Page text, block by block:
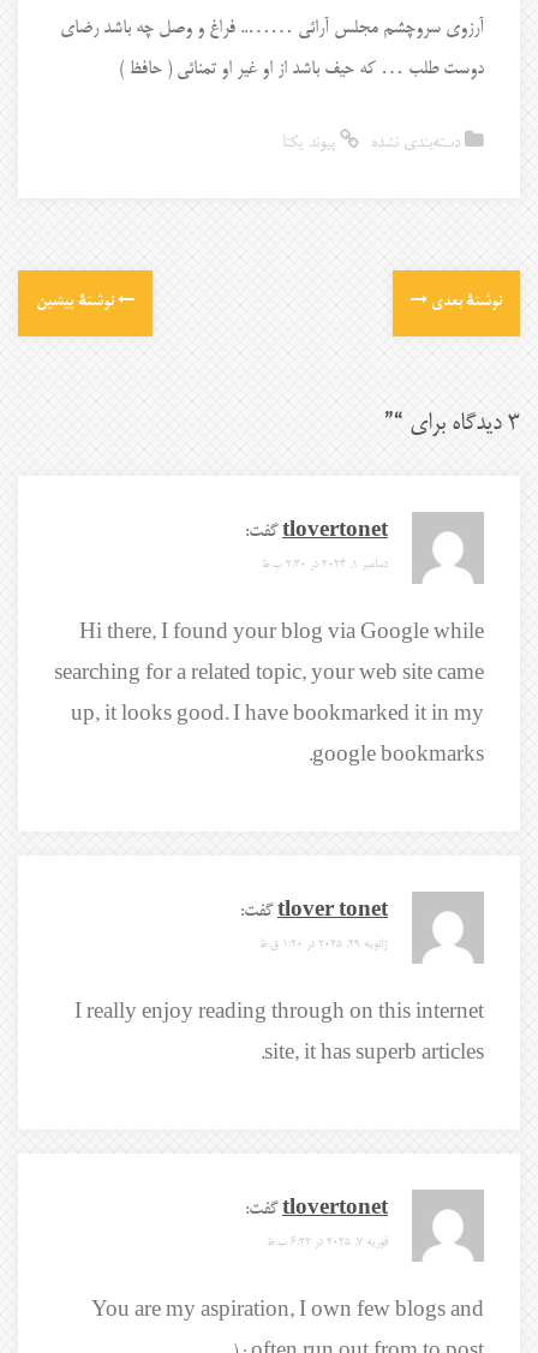
آرزوی سروچشم مجلس آرائی …….. فراغ و وصل چه باشد رضای
دوست طلب … که حیف باشد از او غیر او تمنائی ( حافظ )
دسته‌بندی نشده پیوند یکتا
نوشتهٔ پیشین نوشتهٔ بعدی
3 دیدگاه برای “ ”
tlovertonet گفت:
دسامبر 1, 2024 در 2:30 ب.ظ
Hi there, I found your blog via Google while
searching for a related topic, your web site came
up, it looks good. I have bookmarked it in my
google bookmarks.
tlover tonet گفت:
ژانویه 29, 2025 در 1:20 ق.ظ
I really enjoy reading through on this internet
site, it has superb articles.
tlovertonet گفت:
فوریه 7, 2025 در 6:22 ب.ظ
You are my aspiration, I own few blogs and